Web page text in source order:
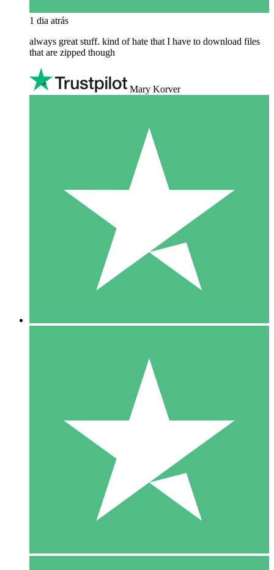
1 dia atrás
always great stuff. kind of hate that I have to download files
that are zipped though
Mary Korver